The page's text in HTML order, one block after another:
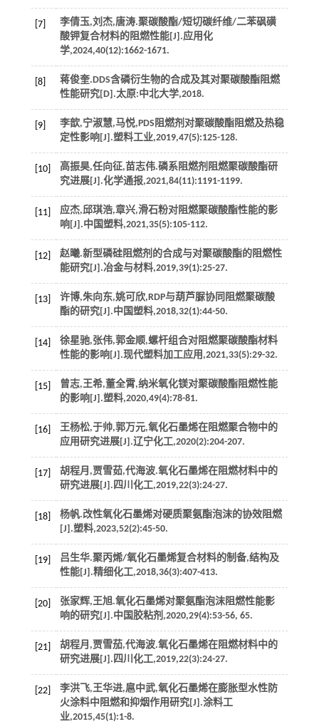
[7]
李倩玉,刘杰,唐涛.聚碳酸酯/短切碳纤维/二苯砜磺
酸钾复合材料的阻燃性能[J].应用化
学,2024,40(12):1662-1671.
[8]
蒋俊奎.DDS含磷衍生物的合成及其对聚碳酸酯阻燃
性能研究[D].太原:中北大学,2018.
[9]
李歆,宁淑慧,马悦,PDS阻燃剂对聚碳酸酯阻燃及热稳
定性影响[J].塑料工业,2019,47(5):125-128.
[10]
高振昊,任向征,苗志伟.磷系阻燃剂阻燃聚碳酸酯研
究进展[J].化学通报,2021,84(11):1191-1199.
[11]
应杰,邱琪浩,章兴,滑石粉对阻燃聚碳酸酯性能的影
响[J].中国塑料,2021,35(5):105-112.
[12]
赵曦.新型磷硅阻燃剂的合成与对聚碳酸酯的阻燃性
能研究[J].冶金与材料,2019,39(1):25-27.
[13]
许博,朱向东,姚可欣,RDP与葫芦脲协同阻燃聚碳酸
酯的研究[J].中国塑料,2018,32(1):44-50.
[14]
徐星驰,张伟,郭金顺,螺杆组合对阻燃聚碳酸酯材料
性能的影响[J].现代塑料加工应用 ,2021,33(5):29-32.
[15]
曾志,王希,董全霄,纳米氧化镁对聚碳酸酯阻燃性能
的影响[J].塑料,2020,49(4):78-81.
[16]
王杨松,于帅,郭万元,氧化石墨烯在阻燃聚合物中的
应用研究进展[J].辽宁化工,2020(2):204-207.
[17]
胡程月,贾雪茹,代海波.氧化石墨烯在阻燃材料中的
研究进展[J]. 四川化工,2019,22(3):24-27.
[18]
杨帆.改性氧化石墨烯对硬质聚氨酯泡沫的协效阻燃
[J].塑料,2023,52(2):45-50.
[19]
吕生华.聚丙烯/氧化石墨烯复合材料的制备,结构及
性能[J].精细化工,2018,36(3):407-413.
[20]
张家辉,王旭.氧化石墨烯对聚氨酯泡沫阻燃性能影
响的研究[J].中国胶粘剂 ,2020,29(4):53-56, 65.
[21]
胡程月,贾雪茄,代海波.氧化石墨烯在阻燃材料中的
研究进展[J]. 四川化工,2019,22(3):24-27.
[22]
李洪飞,王华进,扈中武,氧化石墨烯在膨胀型水性防
火涂料中阻燃和抑烟作用研究[J].涂料工
业,2015,45(1):1-8.